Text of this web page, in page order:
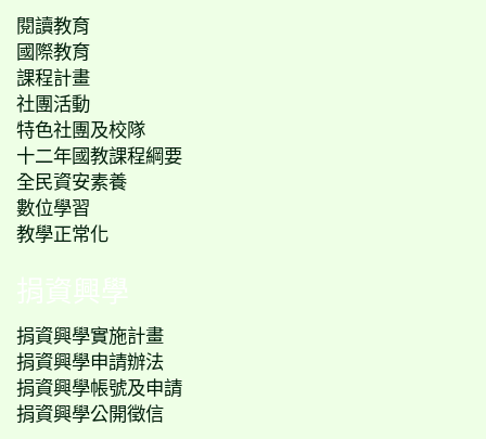
閱讀教育
國際教育
課程計畫
社團活動
特色社團及校隊
十二年國教課程綱要
全民資安素養
數位學習
教學正常化
捐資興學
捐資興學實施計畫
捐資興學申請辦法
捐資興學帳號及申請
捐資興學公開徵信